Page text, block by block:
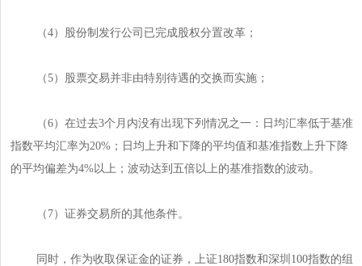
（4）股份制发行公司已完成股权分置改革；
（5）股票交易并非由特别待遇的交换而实施；
（6）在过去3个月内没有出现下列情况之一：日均汇率低于基准
指数平均汇率为20%；日均上升和下降的平均值和基准指数上升下降
的平均偏差为4%以上；波动达到五倍以上的基准指数的波动。
（7）证券交易所的其他条件。
同时，作为收取保证金的证券，上证180指数和深圳100指数的组